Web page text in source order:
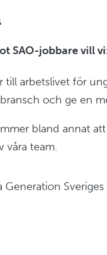
SAO-jobbare vill
till arbetslivet för
och ge en
bland annat
våra team.
Generation